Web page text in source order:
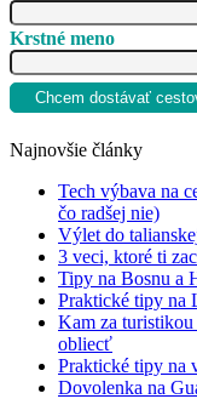
Krstné meno
Najnovšie články
Tech výbava na
čo radšej nie)
Výlet do
3 veci, ktoré ti
Tipy na Bosnu a
Praktické tipy na
Kam za
obliecť
Praktické tipy na
Dovolenka na